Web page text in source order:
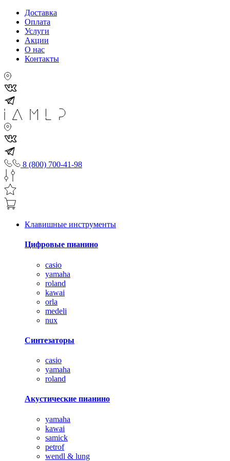
Доставка
Оплата
Услуги
Акции
О нас
Контакты
8 (800) 700-41-98
Клавишные инструменты
Цифровые пианино
casio
yamaha
roland
kawai
orla
medeli
nux
Синтезаторы
casio
yamaha
roland
Акустические пианино
yamaha
kawai
samick
petrof
wendl & lung